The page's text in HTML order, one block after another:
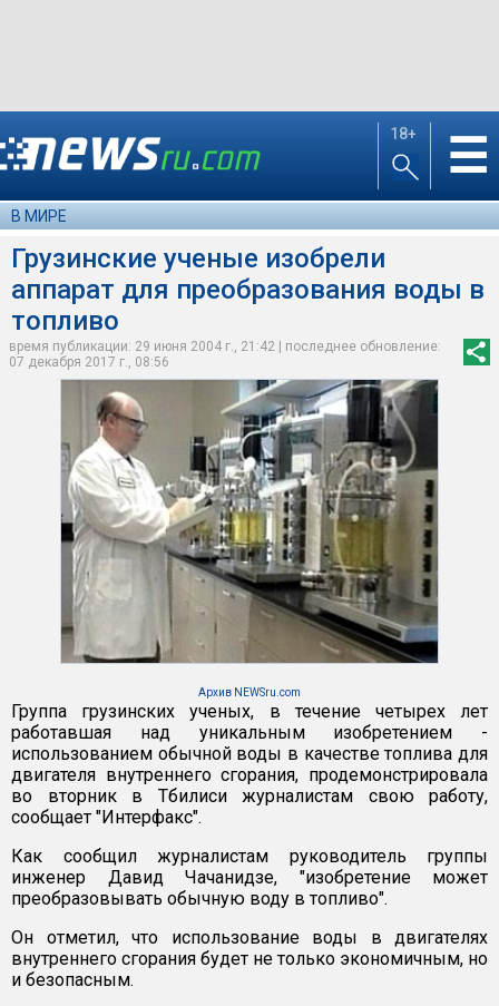
18+ ☰
В МИРЕ
Грузинские ученые изобрели
аппарат для преобразования воды в
топливо
время публикации: 29 июня 2004 г., 21:42 | последнее обновление:
07 декабря 2017 г., 08:56
Архив NEWSru.com
Группа грузинских ученых, в течение четырех лет
работавшая над уникальным изобретением -
использованием обычной воды в качестве топлива для
двигателя внутреннего сгорания, продемонстрировала
во вторник в Тбилиси журналистам свою работу,
сообщает "Интерфакс".
Как сообщил журналистам руководитель группы
инженер Давид Чачанидзе, "изобретение может
преобразовывать обычную воду в топливо".
Он отметил, что использование воды в двигателях
внутреннего сгорания будет не только экономичным, но
и безопасным.